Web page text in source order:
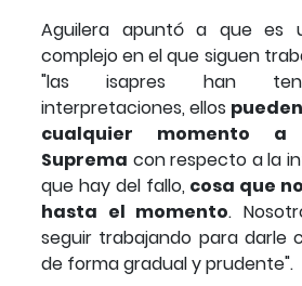
Aguilera apuntó a que es
complejo en el que siguen
"las isapres han
interpretaciones, ellos
cualquier momento
Suprema con respecto a la
que hay del fallo, cosa que
hasta el momento.
seguir trabajando para darle
de forma gradual y prudente".